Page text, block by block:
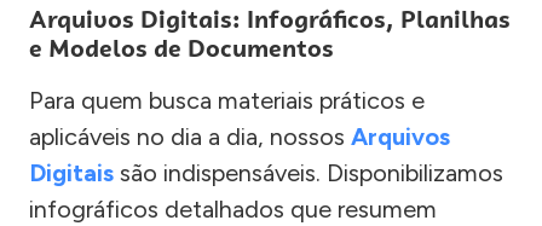
Arquivos Digitais: Infográficos, Planilhas
e Modelos de Documentos
Para quem busca materiais práticos e
aplicáveis no dia a dia, nossos Arquivos
Digitais são indispensáveis. Disponibilizamos
infográficos detalhados que resumem